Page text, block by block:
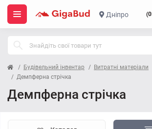
Дніпро
Будівельний інвентар
Витратні матеріали
Демпферна стрічка
Демпферна стрічка